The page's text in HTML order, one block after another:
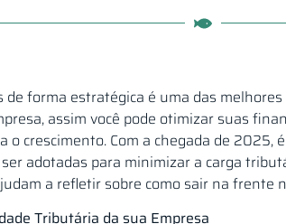
de forma estratégica é uma das
assim você pode otimizar suas
o crescimento. Com a chegada de
adotadas para minimizar a carga
a refletir sobre como sair na frente
Tributária da sua Empresa